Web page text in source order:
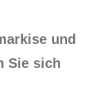
und
Sie sich